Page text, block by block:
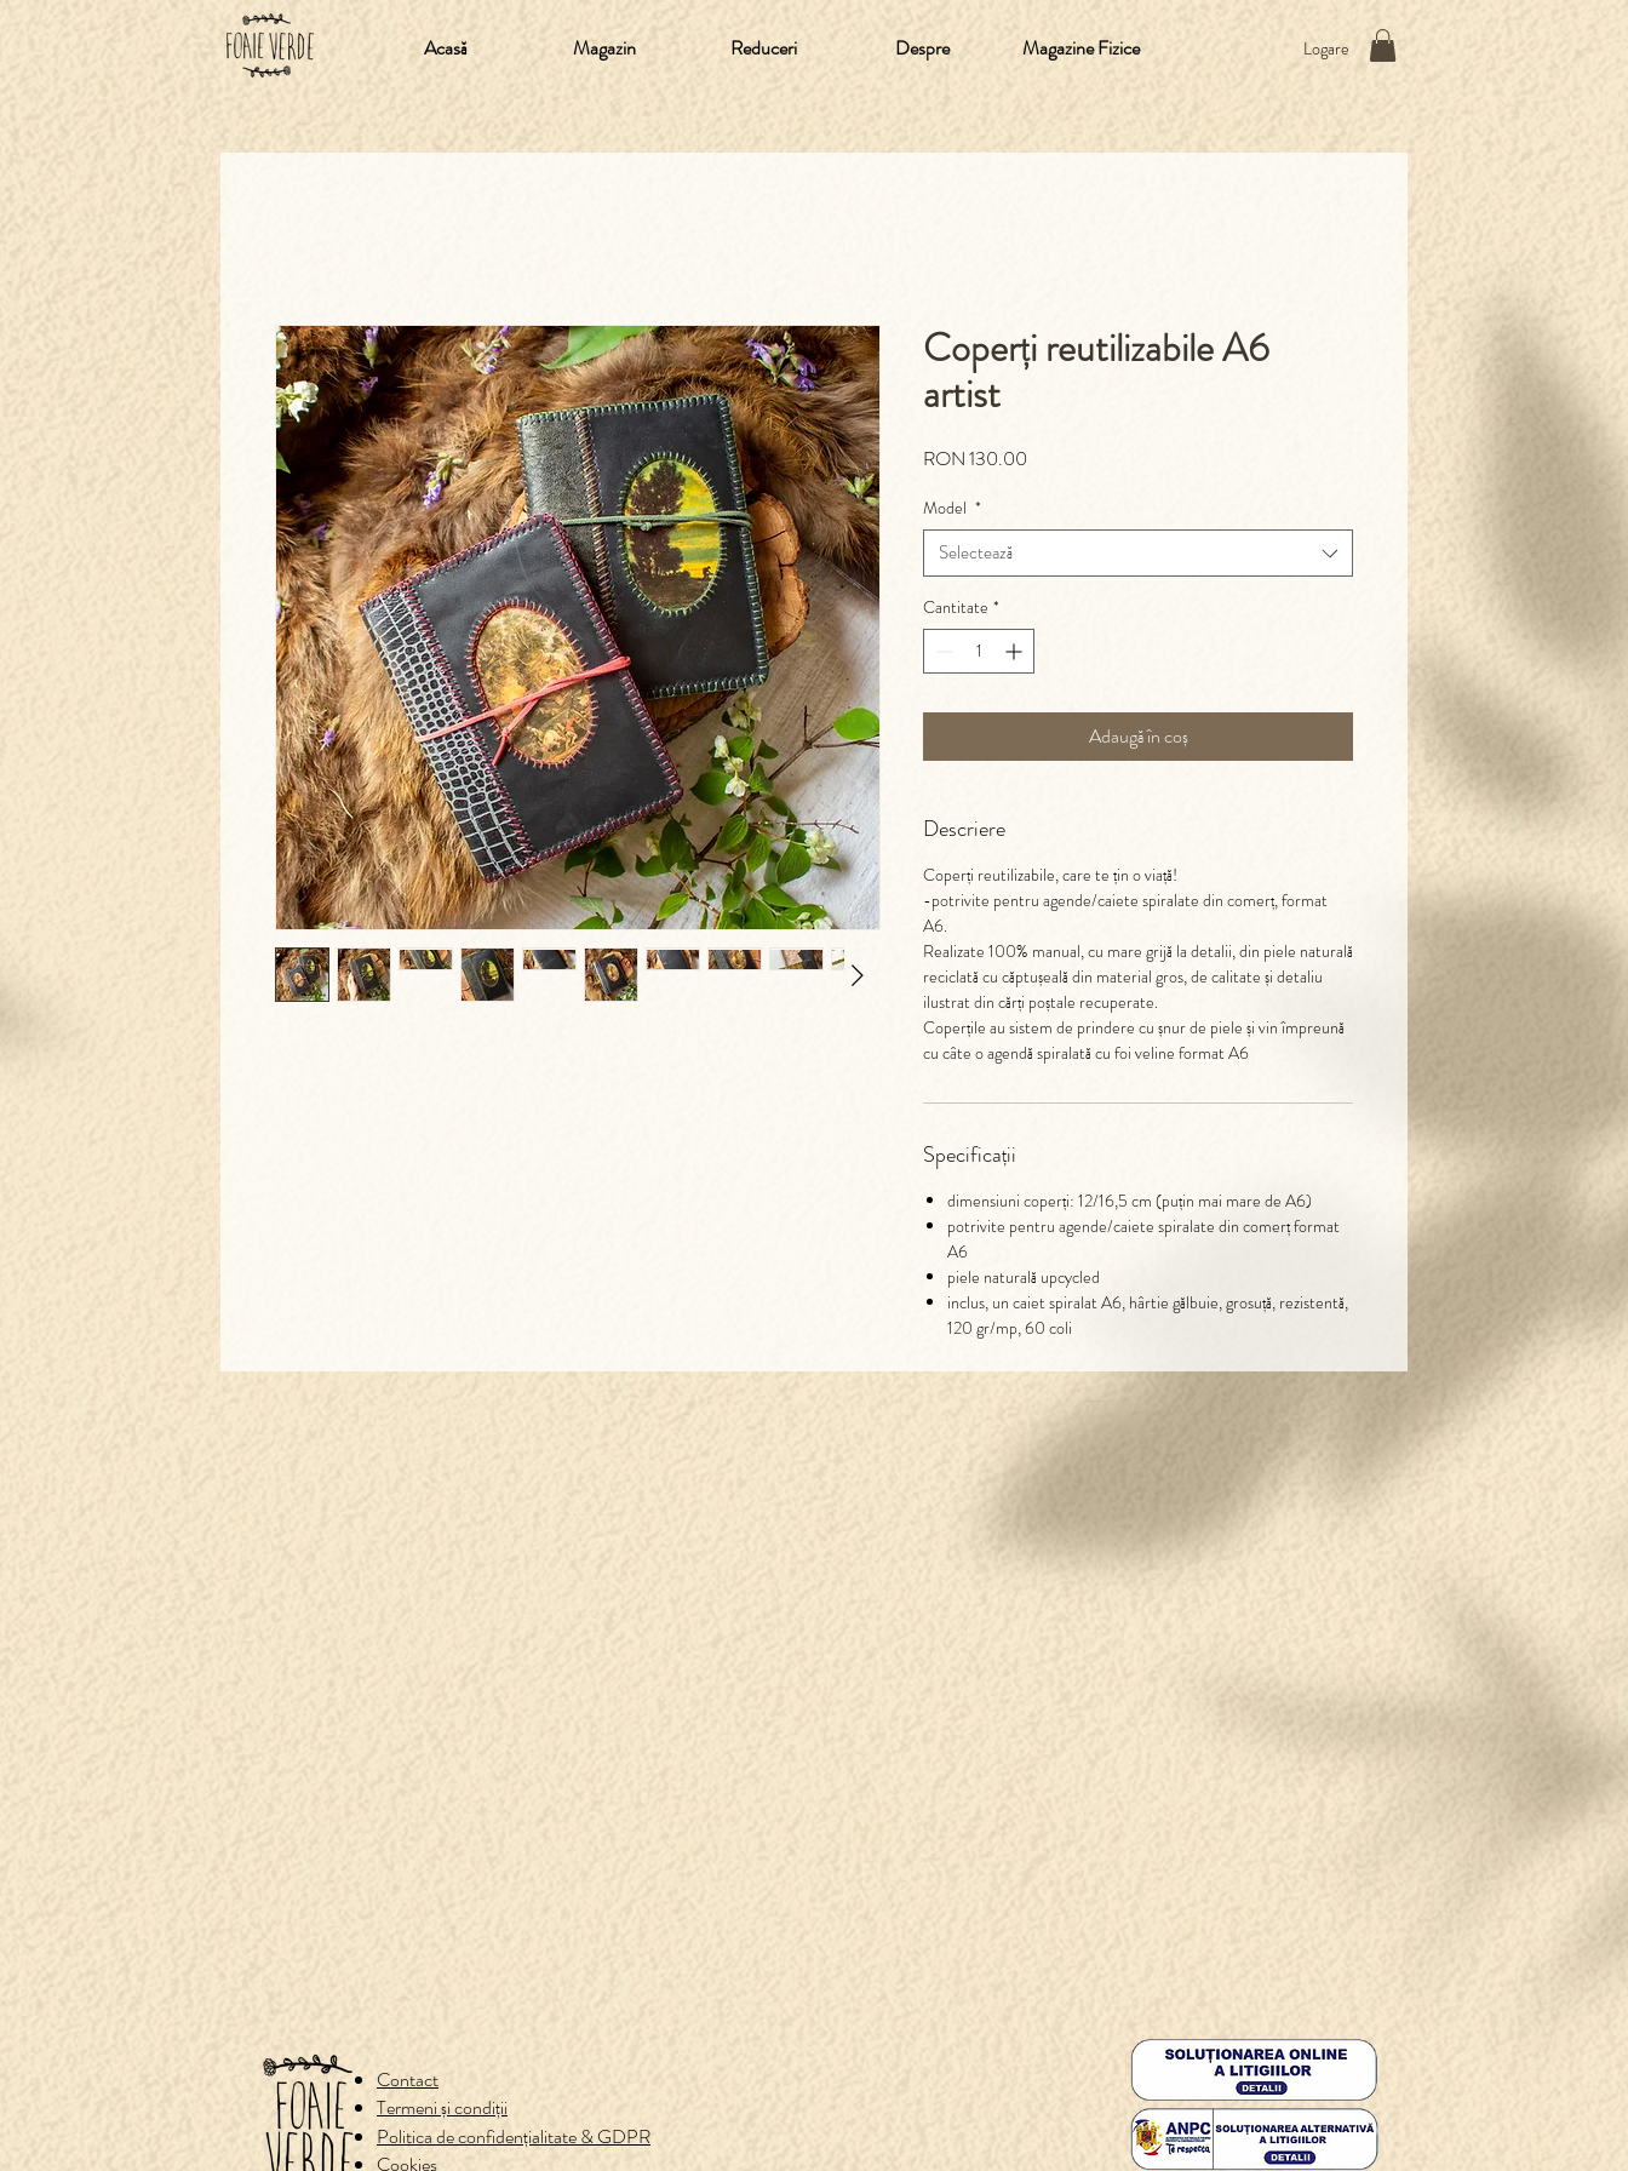
Acasă Magazin Reduceri Despre Magazine Fizice Logare
Coperți reutilizabile A6
artist
RON 130.00
Model *
Selectează
Cantitate *
Adaugă în coș
Descriere
Coperți reutilizabile, care te țin o viață!
-potrivite pentru agende/caiete spiralate din comerț, format
A6.
Realizate 100% manual, cu mare grijă la detalii, din piele naturală
reciclată cu căptușeală din material gros, de calitate și detaliu
ilustrat din cărți poștale recuperate.
Coperțile au sistem de prindere cu șnur de piele și vin împreună
cu câte o agendă spiralată cu foi veline format A6
Specificații
dimensiuni coperți: 12/16,5 cm (puțin mai mare de A6)
potrivite pentru agende/caiete spiralate din comerț format
A6
piele naturală upcycled
inclus, un caiet spiralat A6, hârtie gălbuie, grosuță, rezistentă,
120 gr/mp, 60 coli
Contact
Termeni și condiții
Politica de confidențialitate & GDPR
Cookies